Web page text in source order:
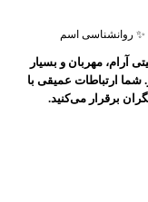
✨ روانشناسی اسم
آرام، مهربان و بسیار
شما ارتباطات عمیقی با
برقرار می‌کنید.